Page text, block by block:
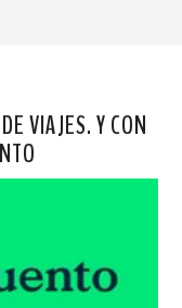
VIAJES. Y CON